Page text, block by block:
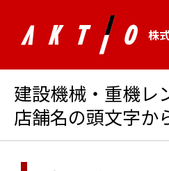
株
建設機械・重機レ
店舗名の頭文字か